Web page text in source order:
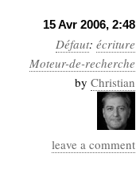
15 Avr 2006, 2:48
Défaut: écriture
Moteur-de-recherche
by Christian
leave a comment
hypomnematalecture
management_des_connaissances
milieu_associé Moteur-
de-recherche
ontologie
participation